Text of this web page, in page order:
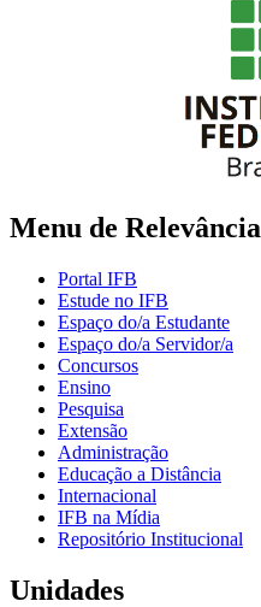
Menu de Relevância
Portal IFB
Estude no IFB
Espaço do/a Estudante
Espaço do/a Servidor/a
Concursos
Ensino
Pesquisa
Extensão
Administração
Educação a Distância
Internacional
IFB na Mídia
Repositório Institucional
Unidades